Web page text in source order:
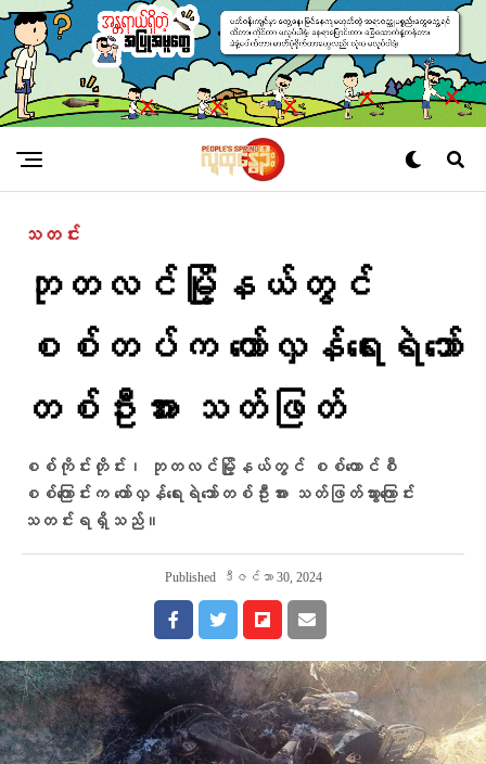
သတင်း
ဘုတလင်မြို့နယ်တွင်
စစ်တပ်က တော်လှန်ရေးရဲဘော်
တစ်ဦးအား သတ်ဖြတ်
စစ်ကိုင်းတိုင်း၊ ဘုတလင်မြို့နယ်တွင် စစ်ကောင်စီ
စစ်ကြောင်းက တော်လှန်ရေးရဲဘော်တစ်ဦးအား သတ်ဖြတ်သွားကြောင်း
သတင်းရရှိသည်။
Published ဒီဇင်ဘာ 30, 2024